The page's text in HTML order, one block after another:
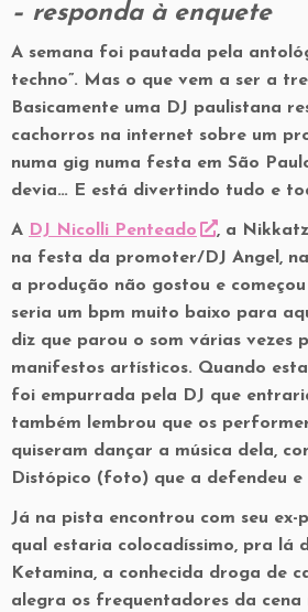
– responda à enquete
A semana foi pautada pela
techno”. Mas o que vem a ser a
Basicamente uma DJ paulistana
cachorros na internet sobre um
numa gig numa festa em São
devia… E está divertindo tudo e
A DJ Nicolli Penteado
, a
na festa da promoter/DJ Angel,
a produção não gostou e
seria um bpm muito baixo para
diz que parou o som várias vezes
manifestos artísticos. Quando
foi empurrada pela DJ que
também lembrou que os
quiseram dançar a música dela,
Distópico (foto) que a defendeu e
Já na pista encontrou com seu ex-
qual estaria colocadíssimo, pra lá
Ketamina, a conhecida droga de
alegra os frequentadores da cena